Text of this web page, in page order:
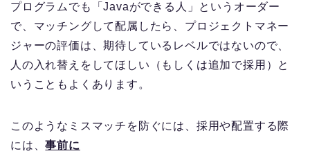
プログラムでも「Javaができる人」というオーダー
で、マッチングして配属したら、プロジェクトマネー
ジャーの評価は、期待しているレベルではないので、
人の入れ替えをしてほしい（もしくは追加で採用）と
いうこともよくあります。
このようなミスマッチを防ぐには、採用や配置する際
には、事前に